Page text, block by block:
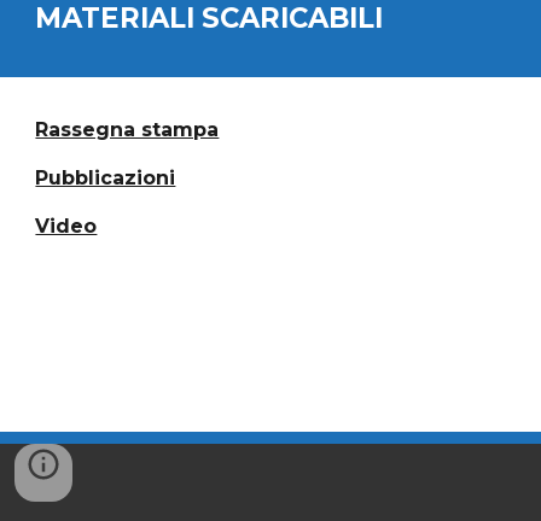
MATERIALI SCARICABILI
Rassegna stampa
Pubblicazioni
Video